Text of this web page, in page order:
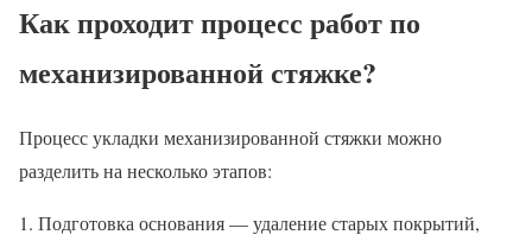
Как проходит процесс работ по
механизированной стяжке?
Процесс укладки механизированной стяжки можно
разделить на несколько этапов:
Подготовка основания — удаление старых покрытий,